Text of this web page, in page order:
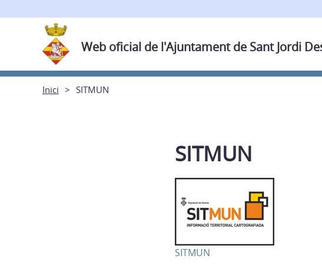
Web oficial de l'Ajuntament de Sant Jordi
Inici SITMUN
SITMUN
SITMUN